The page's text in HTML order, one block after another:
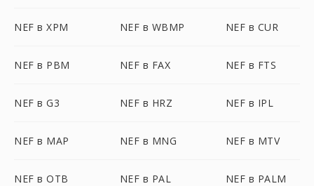
NEF в XPM NEF в WBMP NEF в CUR
NEF в PBM NEF в FAX NEF в FTS
NEF в G3 NEF в HRZ NEF в IPL
NEF в MAP NEF в MNG NEF в MTV
NEF в OTB NEF в PAL NEF в PALM